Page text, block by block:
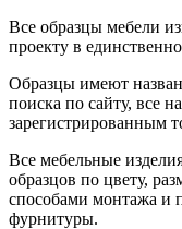
Все образцы мебели
проекту в
Образцы имеют
поиска по сайту, все
зарегистрированным
Все мебельные
образцов по цвету,
способами монтажа и
фурнитуры.